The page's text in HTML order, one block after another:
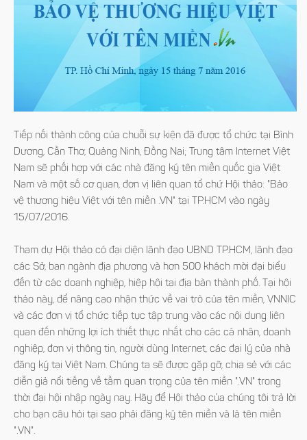
Tiếp nối thành công của chuỗi sự kiện đã được tổ chức tại Bình
Dương, Cần Thơ, Quảng Ninh, Đồng Nai; Trung tâm Internet Việt
Nam sẽ phối hợp với các nhà đăng ký tên miền quốc gia Việt
Nam và một số cơ quan, đơn vị liên quan tổ chứ Hội thảo: "Bảo
vệ thương hiệu Việt với tên miền .VN" tại TP.HCM vào ngày
15/07/2016.
Tham dự Hội thảo có đại diện lãnh đạo UBND TP.HCM, lãnh đạo
các Sở, ban ngành địa phương và hơn 500 khách mời đại biểu
đến từ các doanh nghiệp, hiệp hội tại địa bàn thành phố. Tại hội
thảo này, để nâng cao nhận thức về vai trò của tên miền, VNNIC
và các đơn vị tổ chức tiếp tục tập trung vào các nội dung liên
quan đến những lợi ích thiết thực nhất cho các cá nhân, doanh
nghiệp, đơn vị thông tin, người dùng Internet, các đại lý của nhà
đăng ký tại Việt Nam. Chúng ta sẽ được gặp gỡ, chia sẻ với các
diễn giả nổi tiếng về tầm quan trọng của tên miền ".VN" trong
thời đại hội nhập ngày nay. Hãy để Hội thảo của chúng tôi trả lời
cho bạn câu hỏi tại sao phải đăng ký tên miền và là tên miền
".VN".